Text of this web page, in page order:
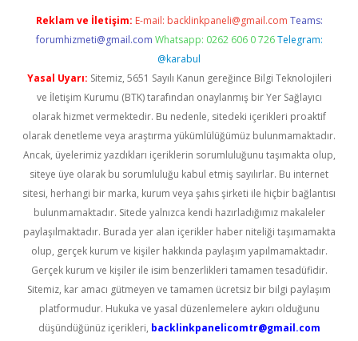
Reklam ve İletişim: E-mail: backlinkpaneli@gmail.com Teams:
forumhizmeti@gmail.com Whatsapp: 0262 606 0 726 Telegram:
@karabul
Yasal Uyarı: Sitemiz, 5651 Sayılı Kanun gereğince Bilgi Teknolojileri
ve İletişim Kurumu (BTK) tarafından onaylanmış bir Yer Sağlayıcı
olarak hizmet vermektedir. Bu nedenle, sitedeki içerikleri proaktif
olarak denetleme veya araştırma yükümlülüğümüz bulunmamaktadır.
Ancak, üyelerimiz yazdıkları içeriklerin sorumluluğunu taşımakta olup,
siteye üye olarak bu sorumluluğu kabul etmiş sayılırlar. Bu internet
sitesi, herhangi bir marka, kurum veya şahıs şirketi ile hiçbir bağlantısı
bulunmamaktadır. Sitede yalnızca kendi hazırladığımız makaleler
paylaşılmaktadır. Burada yer alan içerikler haber niteliği taşımamakta
olup, gerçek kurum ve kişiler hakkında paylaşım yapılmamaktadır.
Gerçek kurum ve kişiler ile isim benzerlikleri tamamen tesadüfidir.
Sitemiz, kar amacı gütmeyen ve tamamen ücretsiz bir bilgi paylaşım
platformudur. Hukuka ve yasal düzenlemelere aykırı olduğunu
düşündüğünüz içerikleri, backlinkpanelicomtr@gmail.com